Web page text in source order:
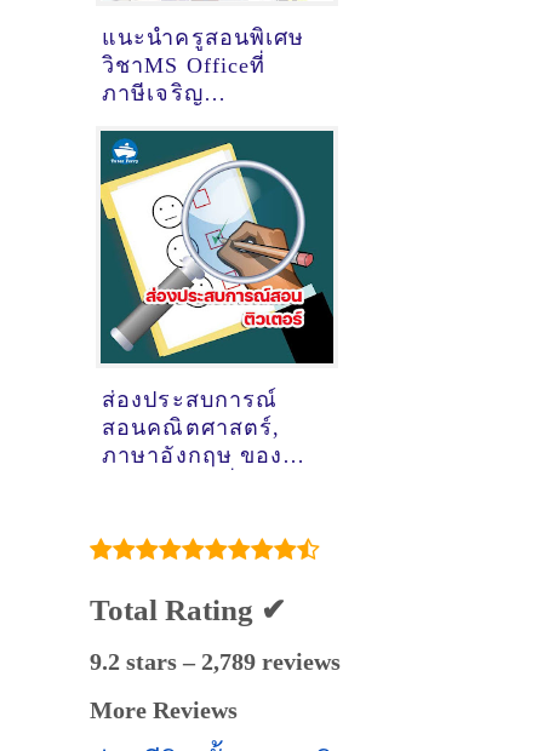
แนะนำครูสอนพิเศษ
วิชาMS Officeที่
ภาษีเจริญ
[31-08-2021]
ส่องประสบการณ์
สอนคณิตศาสตร์,
ภาษาอังกฤษ ของ
วัน (แถวบิ๊กซี)
Total Rating ✔
9.2 stars – 2,789 reviews
More Reviews